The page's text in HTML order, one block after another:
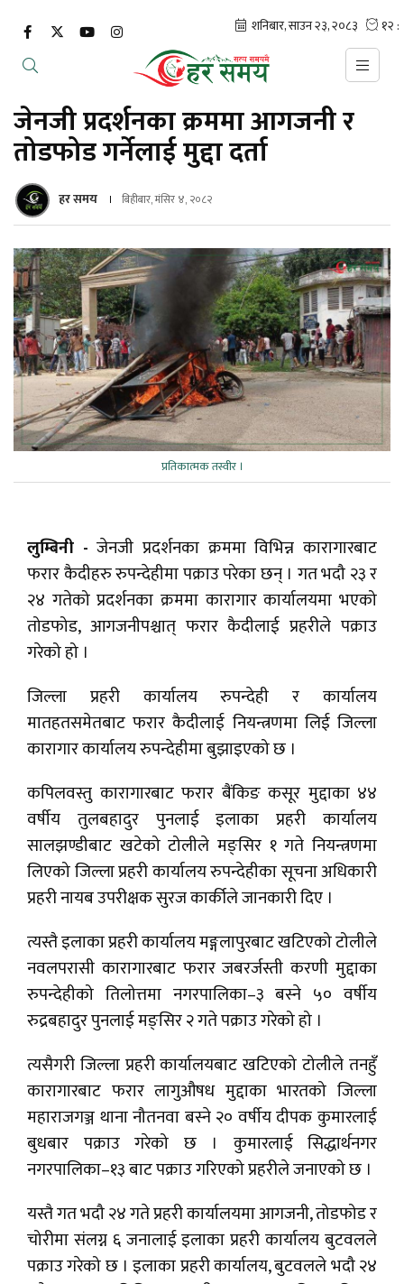
जेनजी प्रदर्शनका क्रममा आगजनी र
तोडफोड गर्नेलाई मुद्दा दर्ता
हर समय बिहीबार, मंसिर ४, २०८२
प्रतिकात्मक तस्वीर ।
लुम्बिनी -जेनजी प्रदर्शनका क्रममा विभिन्न कारागारबाट
फरार कैदीहरु रुपन्देहीमा पक्राउ परेका छन् । गत भदौ २३ र
२४ गतेको प्रदर्शनका क्रममा कारागार कार्यालयमा भएको
तोडफोड, आगजनीपश्चात् फरार कैदीलाई प्रहरीले पक्राउ
गरेको हो ।
जिल्ला प्रहरी कार्यालय रुपन्देही र कार्यालय
मातहतसमेतबाट फरार कैदीलाई नियन्त्रणमा लिई जिल्ला
कारागार कार्यालय रुपन्देहीमा बुझाइएको छ ।
कपिलवस्तु कारागारबाट फरार बैंकिङ कसूर मुद्दाका ४४
वर्षीय तुलबहादुर पुनलाई इलाका प्रहरी कार्यालय
सालझण्डीबाट खटेको टोलीले मङ्सिर १ गते नियन्त्रणमा
लिएको जिल्ला प्रहरी कार्यालय रुपन्देहीका सूचना अधिकारी
प्रहरी नायब उपरीक्षक सुरज कार्कीले जानकारी दिए ।
त्यस्तै इलाका प्रहरी कार्यालय मङ्गलापुरबाट खटिएको टोलीले
नवलपरासी कारागारबाट फरार जबरर्जस्ती करणी मुद्दाका
रुपन्देहीको तिलोत्तमा नगरपालिका–३ बस्ने ५० वर्षीय
रुद्रबहादुर पुनलाई मङ्सिर २ गते पक्राउ गरेको हो ।
त्यसैगरी जिल्ला प्रहरी कार्यालयबाट खटिएको टोलीले तनहुँ
कारागारबाट फरार लागुऔषध मुद्दाका भारतको जिल्ला
महाराजगञ्ज थाना नौतनवा बस्ने २० वर्षीय दीपक कुमारलाई
बुधबार पक्राउ गरेको छ । कुमारलाई सिद्धार्थनगर
नगरपालिका–१३ बाट पक्राउ गरिएको प्रहरीले जनाएको छ ।
यस्तै गत भदौ २४ गते प्रहरी कार्यालयमा आगजनी, तोडफोड र
चोरीमा संलग्न ६ जनालाई इलाका प्रहरी कार्यालय बुटवलले
पक्राउ गरेको छ । इलाका प्रहरी कार्यालय, बुटवलले भदौ २४